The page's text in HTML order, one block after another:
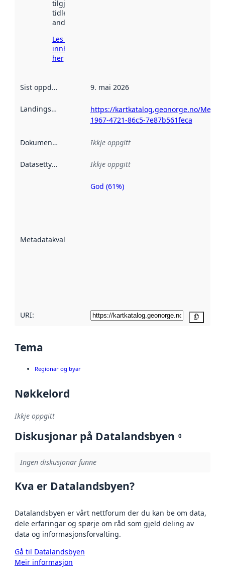
tilgjengeleg
tidlegare
andre stader.
Les meir om
innhenting
her
Sist oppdatert 9. mai 2026
Landingsside
https://kartkatalog.geonorge.no/
1967-4721-86c5-7e87b561feca
Dokumentasjon Ikkje oppgitt
Datasettype Ikkje oppgitt
Metadatakvalitet
Metadatakvalitet
God (61%)
URI:
Tema
Regionar og byar
Nøkkelord
Ikkje oppgitt
Diskusjonar på Datalandsbyen 0
Ingen diskusjonar funne
Kva er Datalandsbyen?
Datalandsbyen er vårt nettforum der du kan be om data,
dele erfaringar og spørje om råd som gjeld deling av
data og informasjonsforvalting.
Gå til Datalandsbyen
Meir informasjon